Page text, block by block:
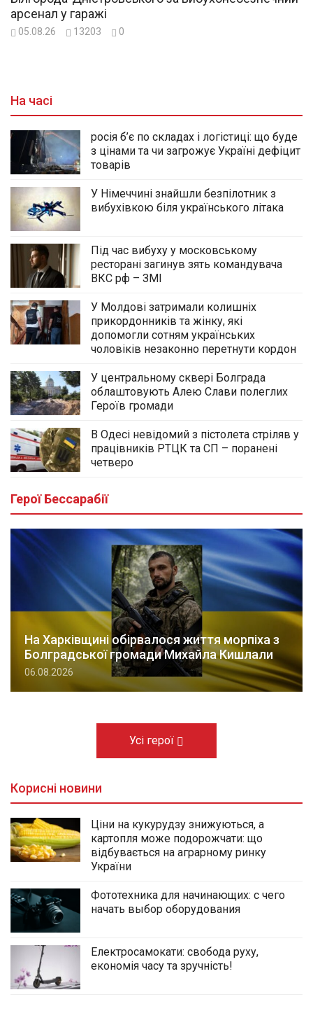
арсенал у гаражі
05.08.26 13203 0
На часі
росія б’є по складах і логістиці: що буде
з цінами та чи загрожує Україні дефіцит
товарів
У Німеччині знайшли безпілотник з
вибухівкою біля українського літака
Під час вибуху у московському
ресторані загинув зять командувача
ВКС рф – ЗМІ
У Молдові затримали колишніх
прикордонників та жінку, які
допомогли сотням українських
чоловіків незаконно перетнути кордон
У центральному сквері Болграда
облаштовують Алею Слави полеглих
Героїв громади
В Одесі невідомий з пістолета стріляв у
працівників РТЦК та СП – поранені
четверо
Герої Бессарабії
На Харківщині обірвалося життя морпіха з
Болградської громади Михайла Кишлали
06.08.2026
Усі герої
Корисні новини
Ціни на кукурудзу знижуються, а
картопля може подорожчати: що
відбувається на аграрному ринку
України
Фототехника для начинающих: с чего
начать выбор оборудования
Електросамокати: свобода руху,
економія часу та зручність!